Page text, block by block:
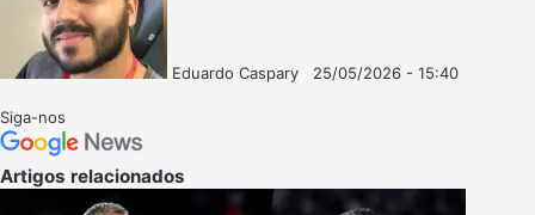
Eduardo Caspary
25/05/2026 - 15:40
Siga-nos
Artigos relacionados